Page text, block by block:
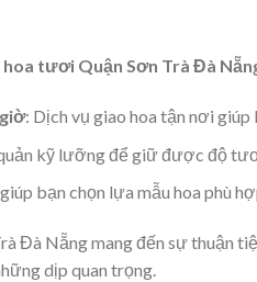
tươi Quận Sơn Trà Đà
: Dịch vụ giao hoa tận nơi
kỹ lưỡng để giữ được độ
bạn chọn lựa mẫu hoa phù
Đà Nẵng mang đến sự thuận
dịp quan trọng.